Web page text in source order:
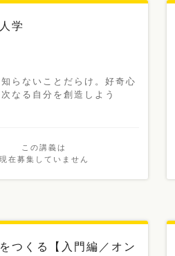
人学
らないことだらけ。好奇心
なる自分を創造しよう
この講義は
現在募集していません
つくる【入門編／オン